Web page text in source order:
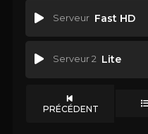
Serveur Fast HD
Serveur 2 Lite
PRÉCÉDENT